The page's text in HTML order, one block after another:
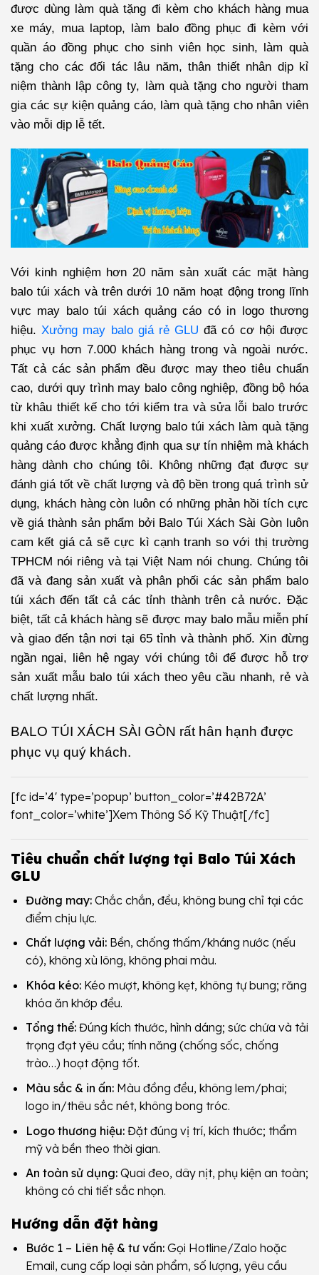
được dùng làm quà tặng đi kèm cho khách hàng mua
xe máy, mua laptop, làm balo đồng phục đi kèm với
quần áo đồng phục cho sinh viên học sinh, làm quà
tặng cho các đối tác lâu năm, thân thiết nhân dịp kỉ
niệm thành lập công ty, làm quà tặng cho người tham
gia các sự kiện quảng cáo, làm quà tặng cho nhân viên
vào mỗi dịp lễ tết.
Với kinh nghiệm hơn 20 năm sản xuất các mặt hàng
balo túi xách và trên dưới 10 năm hoạt động trong lĩnh
vực may balo túi xách quảng cáo có in logo thương
hiệu. Xưởng may balo giá rẻ GLU đã có cơ hội được
phục vụ hơn 7.000 khách hàng trong và ngoài nước.
Tất cả các sản phẩm đều được may theo tiêu chuẩn
cao, dưới quy trình may balo công nghiệp, đồng bộ hóa
từ khâu thiết kế cho tới kiểm tra và sửa lỗi balo trước
khi xuất xưởng. Chất lượng balo túi xách làm quà tặng
quảng cáo được khẳng định qua sự tín nhiệm mà khách
hàng dành cho chúng tôi. Không những đạt được sự
đánh giá tốt về chất lượng và độ bền trong quá trình sử
dụng, khách hàng còn luôn có những phản hồi tích cực
về giá thành sản phẩm bởi Balo Túi Xách Sài Gòn luôn
cam kết giá cả sẽ cực kì cạnh tranh so với thị trường
TPHCM nói riêng và tại Việt Nam nói chung. Chúng tôi
đã và đang sản xuất và phân phối các sản phẩm balo
túi xách đến tất cả các tỉnh thành trên cả nước. Đặc
biệt, tất cả khách hàng sẽ được may balo mẫu miễn phí
và giao đến tận nơi tại 65 tỉnh và thành phố. Xin đừng
ngần ngại, liên hệ ngay với chúng tôi để được hỗ trợ
sản xuất mẫu balo túi xách theo yêu cầu nhanh, rẻ và
chất lượng nhất.
BALO TÚI XÁCH SÀI GÒN rất hân hạnh được
phục vụ quý khách.
[fc id=’4′ type=’popup’ button_color=’#42B72A’
font_color=’white’]Xem Thông Số Kỹ Thuật[/fc]
Tiêu chuẩn chất lượng tại Balo Túi Xách
GLU
Đường may:Chắc chắn, đều, không bung chỉ tại các
điểm chịu lực.
Chất lượng vải:Bền, chống thấm/kháng nước (nếu
có), không xù lông, không phai màu.
Khóa kéo:Kéo mượt, không kẹt, không tự bung; răng
khóa ăn khớp đều.
Tổng thể:Đúng kích thước, hình dáng; sức chứa và tải
trọng đạt yêu cầu; tính năng (chống sốc, chống
trào…) hoạt động tốt.
Màu sắc & in ấn:Màu đồng đều, không lem/phai;
logo in/thêu sắc nét, không bong tróc.
Logo thương hiệu:Đặt đúng vị trí, kích thước; thẩm
mỹ và bền theo thời gian.
An toàn sử dụng:Quai đeo, dây nịt, phụ kiện an toàn;
không có chi tiết sắc nhọn.
Hướng dẫn đặt hàng
Bước 1 – Liên hệ & tư vấn:Gọi Hotline/Zalo hoặc
Email, cung cấp loại sản phẩm, số lượng, yêu cầu